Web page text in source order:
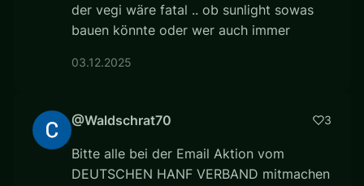
der vegi wäre fatal .. ob sunlight sowas
bauen könnte oder wer auch immer
03.12.2025
@Waldschrat70 3
Bitte alle bei der Email Aktion vom
DEUTSCHEN HANF VERBAND mitmachen